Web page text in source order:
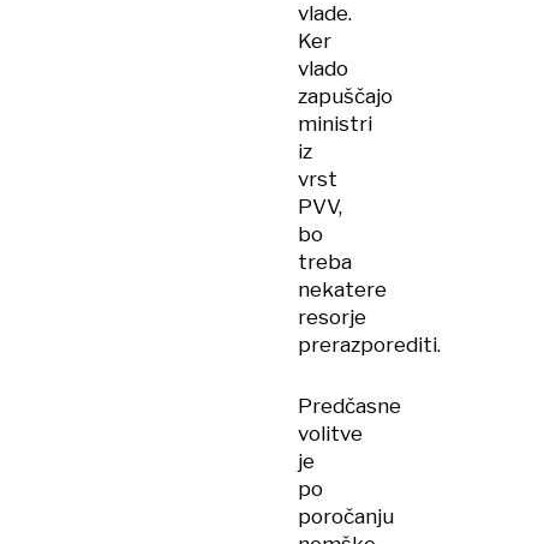
vlade.
Ker
vlado
zapuščajo
ministri
iz
vrst
PVV,
bo
treba
nekatere
resorje
prerazporediti.
Predčasne
volitve
je
po
poročanju